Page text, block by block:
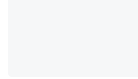
─たまにLINEするくらいだった遠方の父67
コミュニケーションが劇的に変化した｜